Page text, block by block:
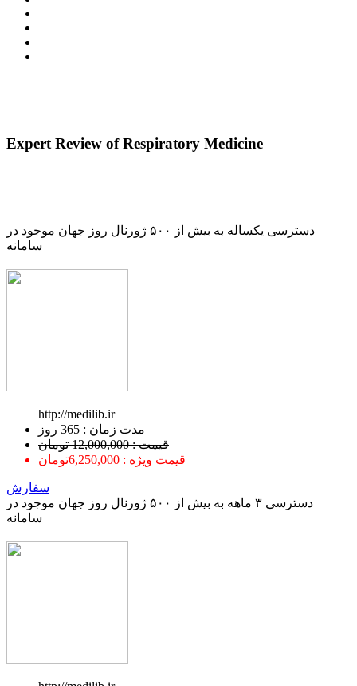
Expert Review of Respiratory Medicine
دسترسی یکساله به بیش از ۵۰۰ ژورنال روز جهان موجود در
سامانه
http://medilib.ir
ﻣﺪﺕ ﺯﻣﺎﻥ : 365 ﺭﻭﺯ
قیمت : 12,000,000 تومان
قیمت ویژه : 6,250,000تومان
سفارش
دسترسی ۳ ماهه به بیش از ۵۰۰ ژورنال روز جهان موجود در
سامانه